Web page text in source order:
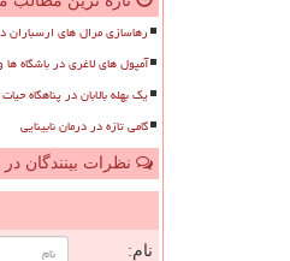
رهاسازی مرال های
آمپول های لاغری در باشگاه ها
یک بهله بالابان در پناهگاه
گامی تازه در درمان نابینایی
نظرات بینندگان
نام: